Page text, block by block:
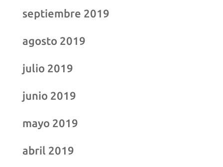
septiembre 2019
agosto 2019
julio 2019
junio 2019
mayo 2019
abril 2019